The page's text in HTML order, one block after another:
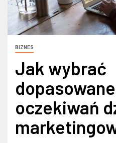
BIZNES
Jak wybrać
oczekiwań